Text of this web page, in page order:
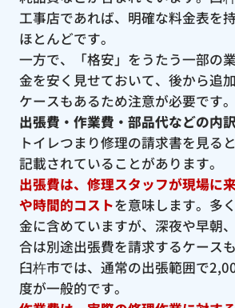
工事店であれば、明確な料金表を
ほとんどです。
一方で、「格安」をうたう一部の
金を安く見せておいて、後から追
ケースもあるため注意が必要です。
出張費・作業費・部品代などの内
トイレつまり修理の請求書を見る
記載されていることがあります。
出張費は、修理スタッフが現場に
や時間的コストを意味します。多
金に含めていますが、深夜や早朝
合は別途出張費を請求するケースも
臼杵市では、通常の出張範囲で
度が一般的です。